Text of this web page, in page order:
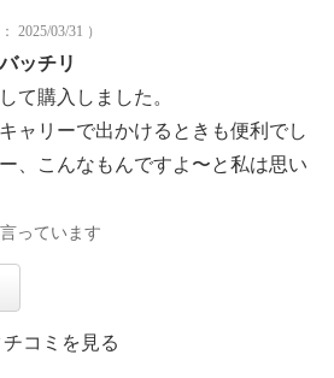
2025/03/31 ）
ッチリ
て購入しました。
ャリーで出かけるときも便利でし
、こんなもんですよ〜と私は思い
っています
コミを見る